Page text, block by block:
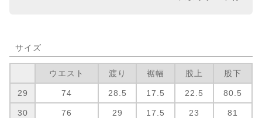
サイズ
ウエスト 渡り 裾幅 股上 股下
29 74 28.5 17.5 22.5 80.5
30 76 29 17.5 23 81